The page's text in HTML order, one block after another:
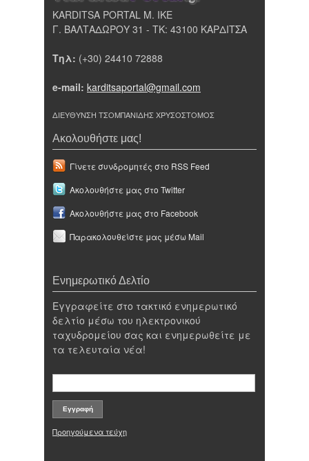
KARDITSA PORTAL Μ. ΙΚΕ
Γ. ΒΑΛΤΑΔΩΡΟΥ 31 - ΤΚ: 43100 ΚΑΡΔΙΤΣΑ
Τηλ: (+30) 24410 72888
e-mail: karditsaportal@gmail.com
ΔΙΕΥΘΥΝΣΗ ΤΣΟΜΠΑΝΙΔΗΣ ΧΡΥΣΟΣΤΟΜΟΣ
Ακολουθήστε μας!
Γίνετε συνδρομητές στο RSS Feed
Ακολουθήστε μας στο Twitter
Ακολουθήστε μας στο Facebook
Παρακολουθείστε μας μέσω Mail
Ενημερωτικό Δελτίο
Εγγραφείτε στο τακτικό ενημερωτικό
δελτίο μέσω του ηλεκτρονικού
ταχυδρομείου σας και ενημερωθείτε με
τα τελευταία νέα!
Προηγούμενα τεύχη